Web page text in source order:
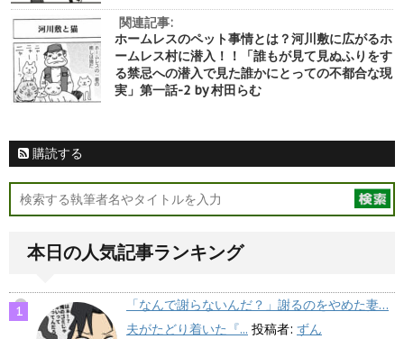
関連記事:
ホームレスのペット事情とは？河川敷に広がるホ
ームレス村に潜入！！「誰もが見て見ぬふりをす
る禁忌への潜入で見た誰かにとっての不都合な現
実」第一話-2 by 村田らむ
購読する
本日の人気記事ランキング
「なんで謝らないんだ？」謝るのをやめた妻…
夫がたどり着いた『... 投稿者: ずん